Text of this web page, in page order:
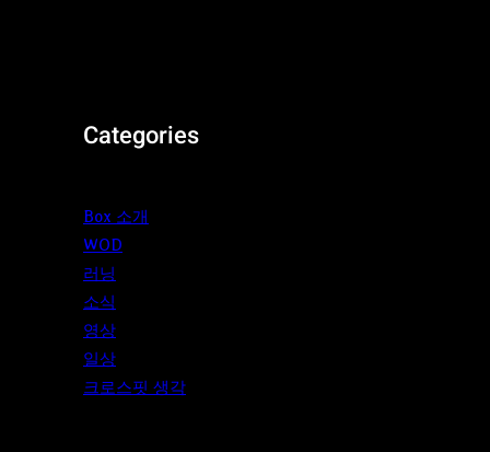
Categories
Box 소개
WOD
러닝
소식
영상
일상
크로스핏 생각